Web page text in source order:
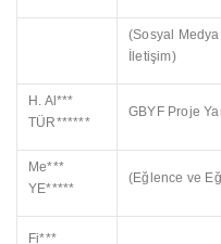
(Sosyal Medya
İletişim)
H. Al***
TÜR******
GBYF Proje
Me***
YE*****
(Eğlence ve
Fi***